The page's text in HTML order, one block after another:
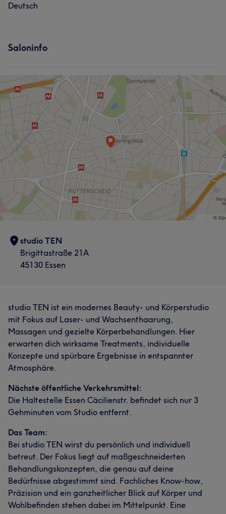
Deutsch
Saloninfo
studio TEN
Brigittastraße 21A
45130 Essen
studio TEN ist ein modernes Beauty- und Körperstudio
mit Fokus auf Laser- und Wachsenthaarung,
Massagen und gezielte Körperbehandlungen. Hier
erwarten dich wirksame Treatments, individuelle
Konzepte und spürbare Ergebnisse in entspannter
Atmosphäre.
Nächste öffentliche Verkehrsmittel:
Die Haltestelle Essen Cäcilienstr. befindet sich nur 3
Gehminuten vom Studio entfernt.
Das Team:
Bei studio TEN wirst du persönlich und individuell
betreut. Der Fokus liegt auf maßgeschneiderten
Behandlungskonzepten, die genau auf deine
Bedürfnisse abgestimmt sind. Fachliches Know-how,
Präzision und ein ganzheitlicher Blick auf Körper und
Wohlbefinden stehen dabei im Mittelpunkt. Eine